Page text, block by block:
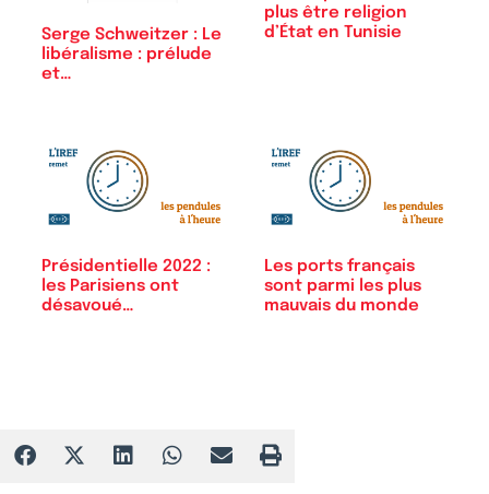
Serge Schweitzer : Le
libéralisme : prélude
et…
plus être religion
d’État en Tunisie
Présidentielle 2022 :
les Parisiens ont
désavoué…
Les ports français
sont parmi les plus
mauvais du monde